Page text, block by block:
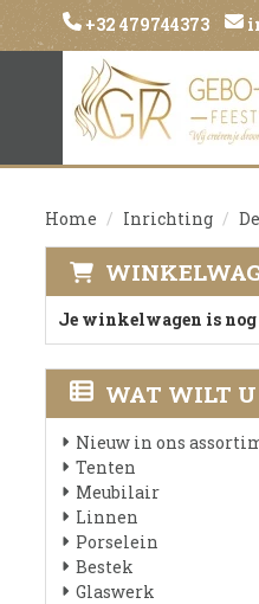
+32 479744373
Home Inrichting
Je winkelwagen is nog
WAT WILT
Nieuw in ons
Tenten
Meubilair
Linnen
Porselein
Bestek
Glaswerk